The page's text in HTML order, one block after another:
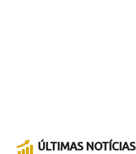
ÚLTIMAS NOTÍCIAS